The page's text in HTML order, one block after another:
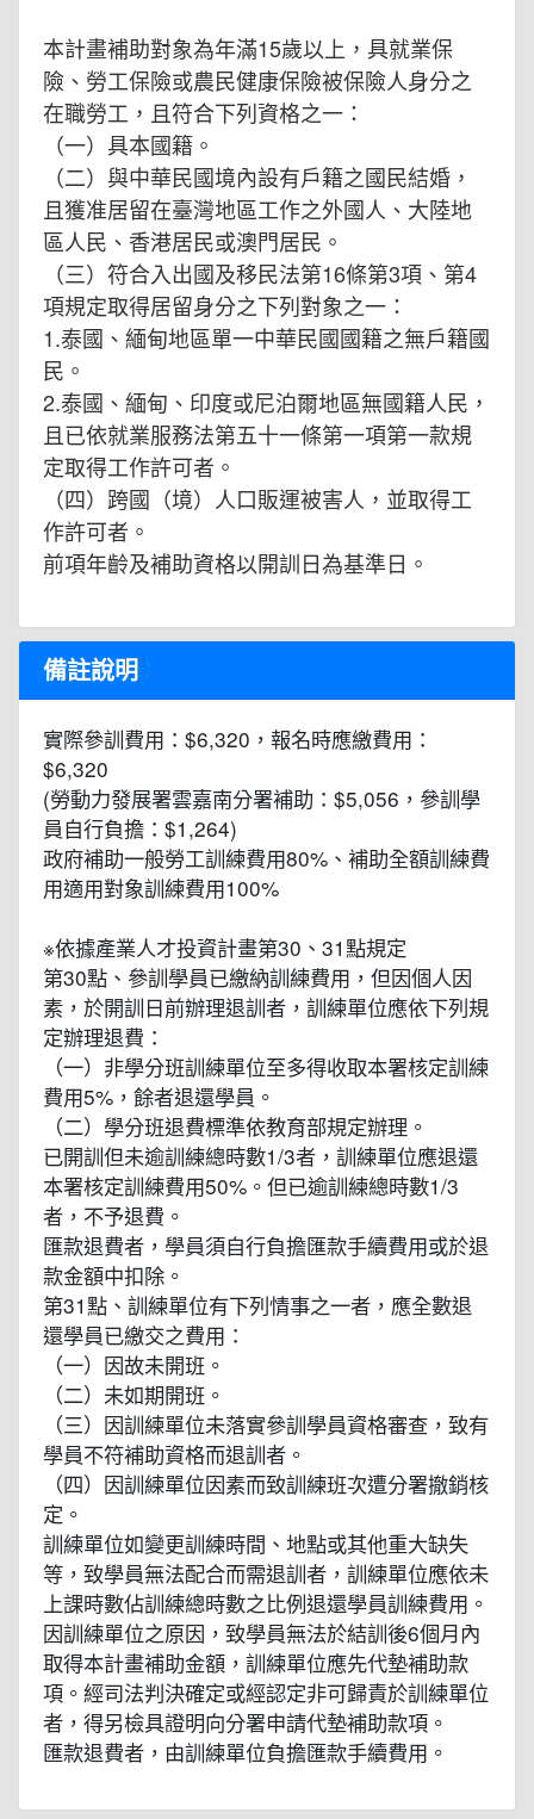
本計畫補助對象為年滿15歲以上，具就業保
險、勞工保險或農民健康保險被保險人身分之
在職勞工，且符合下列資格之一：
（一）具本國籍。
（二）與中華民國境內設有戶籍之國民結婚，
且獲准居留在臺灣地區工作之外國人、大陸地
區人民、香港居民或澳門居民。
（三）符合入出國及移民法第16條第3項、第4
項規定取得居留身分之下列對象之一：
1.泰國、緬甸地區單一中華民國國籍之無戶籍國
民。
2.泰國、緬甸、印度或尼泊爾地區無國籍人民，
且已依就業服務法第五十一條第一項第一款規
定取得工作許可者。
（四）跨國（境）人口販運被害人，並取得工
作許可者。
前項年齡及補助資格以開訓日為基準日。
備註說明
實際參訓費用：$6,320，報名時應繳費用：
$6,320
(勞動力發展署雲嘉南分署補助：$5,056，參訓學
員自行負擔：$1,264)
政府補助一般勞工訓練費用80%、補助全額訓練費
用適用對象訓練費用100%
※依據產業人才投資計畫第30、31點規定
第30點、參訓學員已繳納訓練費用，但因個人因
素，於開訓日前辦理退訓者，訓練單位應依下列規
定辦理退費：
（一）非學分班訓練單位至多得收取本署核定訓練
費用5%，餘者退還學員。
（二）學分班退費標準依教育部規定辦理。
已開訓但未逾訓練總時數1/3者，訓練單位應退還
本署核定訓練費用50%。但已逾訓練總時數1/3
者，不予退費。
匯款退費者，學員須自行負擔匯款手續費用或於退
款金額中扣除。
第31點、訓練單位有下列情事之一者，應全數退
還學員已繳交之費用：
（一）因故未開班。
（二）未如期開班。
（三）因訓練單位未落實參訓學員資格審查，致有
學員不符補助資格而退訓者。
（四）因訓練單位因素而致訓練班次遭分署撤銷核
定。
訓練單位如變更訓練時間、地點或其他重大缺失
等，致學員無法配合而需退訓者，訓練單位應依未
上課時數佔訓練總時數之比例退還學員訓練費用。
因訓練單位之原因，致學員無法於結訓後6個月內
取得本計畫補助金額，訓練單位應先代墊補助款
項。經司法判決確定或經認定非可歸責於訓練單位
者，得另檢具證明向分署申請代墊補助款項。
匯款退費者，由訓練單位負擔匯款手續費用。